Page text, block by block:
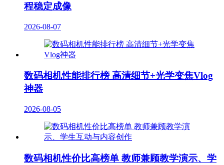
程稳定成像
2026-08-07
数码相机性能排行榜 高清细节+光学变焦Vlog
神器
2026-08-05
数码相机性价比高榜单 教师兼顾教学演示、学